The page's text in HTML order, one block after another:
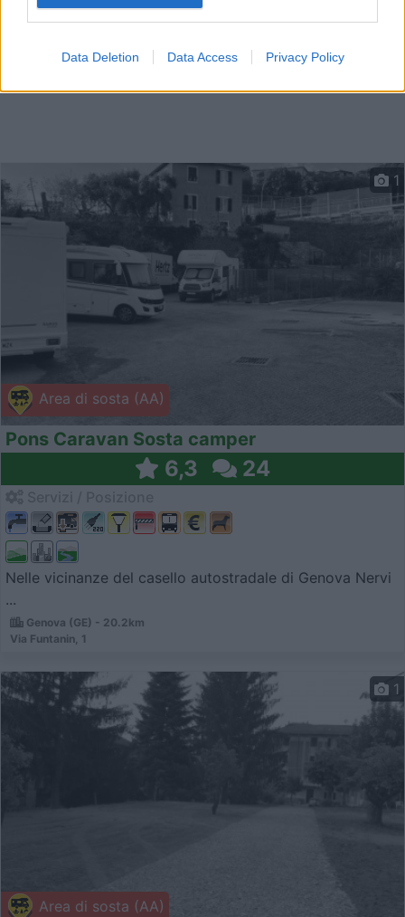
Data Deletion Data Access Privacy Policy
Area di sosta (AA)
1
Pons Caravan Sosta camper
6,3 24
Nelle vicinanze del casello autostradale di Genova Nervi
...
Genova (GE) - 20.2km
Via Funtanin, 1
Area di sosta (AA)
1